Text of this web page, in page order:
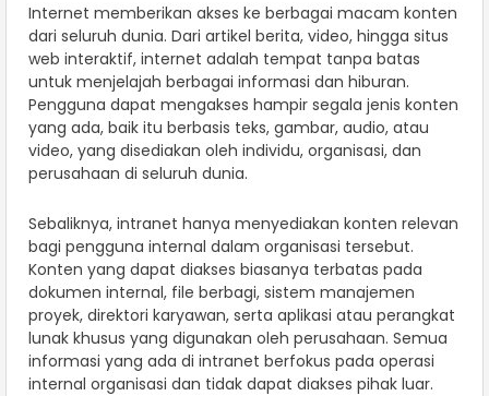
Internet memberikan akses ke berbagai macam konten
dari seluruh dunia. Dari artikel berita, video, hingga situs
web interaktif, internet adalah tempat tanpa batas
untuk menjelajah berbagai informasi dan hiburan.
Pengguna dapat mengakses hampir segala jenis konten
yang ada, baik itu berbasis teks, gambar, audio, atau
video, yang disediakan oleh individu, organisasi, dan
perusahaan di seluruh dunia.
Sebaliknya, intranet hanya menyediakan konten relevan
bagi pengguna internal dalam organisasi tersebut.
Konten yang dapat diakses biasanya terbatas pada
dokumen internal, file berbagi, sistem manajemen
proyek, direktori karyawan, serta aplikasi atau perangkat
lunak khusus yang digunakan oleh perusahaan. Semua
informasi yang ada di intranet berfokus pada operasi
internal organisasi dan tidak dapat diakses pihak luar.